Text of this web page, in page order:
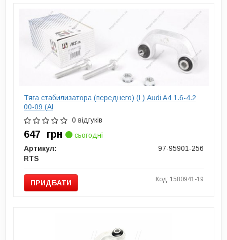
Тяга стабилизатора (переднего) (L) Audi A4 1.6-4.2
00-09 (Al
0 відгуків
647 грн
сьогодні
Артикул:
97-95901-256
RTS
ПРИДБАТИ Код: 1580941-19